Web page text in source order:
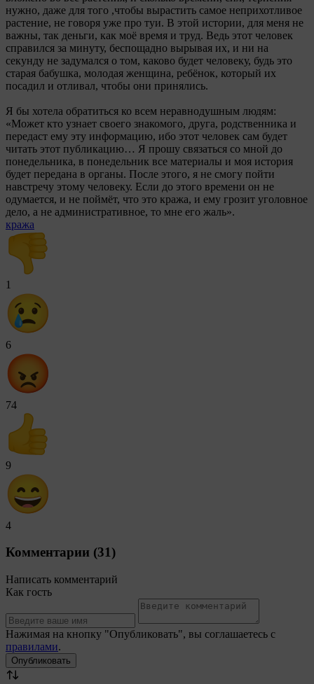
нужно, даже для того ,чтобы вырастить самое неприхотливое
растение, не говоря уже про туи. В этой истории, для меня не
важны, так деньги, как моё время и труд. Ведь этот человек
справился за минуту, беспощадно вырывая их, и ни на
секунду не задумался о том, каково будет человеку, будь это
старая бабушка, молодая женщина, ребёнок, который их
посадил и отливал, чтобы они принялись.
Я бы хотела обратиться ко всем неравнодушным людям:
«Может кто узнает своего знакомого, друга, родственника и
передаст ему эту информацию, ибо этот человек сам будет
читать этот публикацию… Я прошу связаться со мной до
понедельника, в понедельник все материалы и моя история
будет передана в органы. После этого, я не смогу пойти
навстречу этому человеку. Если до этого времени он не
одумается, и не поймёт, что это кража, и ему грозит уголовное
дело, а не административное, то мне его жаль».
кража
1
6
74
9
4
Комментарии (31)
Написать комментарий
Как гость
Нажимая на кнопку "Опубликовать", вы соглашаетесь с
правилами.